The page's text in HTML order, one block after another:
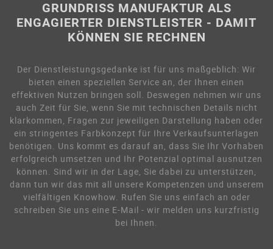
GRUNDRISS MANUFAKTUR ALS
ENGAGIERTER DIENSTLEISTER - DAMIT
KÖNNEN SIE RECHNEN
Der Dienstleistungsgedanke ist für uns maßgeblich: Wir
bieten einen speziellen Service an, der Ihnen einen
effektiven Nutzen bringen soll. Deswegen nehmen wir uns
auch Zeit für Sie, wenn Sie mit technischen Details nicht
klarkommen, Fragen zur jeweiligen Darstellung haben oder
ein stringentes Farbkonzept für Ihre Verkaufsunterlagen
benötigen. Uns kommt es darauf an, dass Sie Ihr Vorhaben
erfolgreich umsetzen und Ihr Potenzial optimal ausnutzen
können. Sind wir in der Lage, Sie dabei zu unterstützen,
dann tun wir das mit all unsere Kompetenzen und unserem
vielfältigen Knowhow. Rufen Sie uns einfach an oder
schreiben Sie uns eine E-Mail - wir melden uns kurzfristig
bei Ihnen.